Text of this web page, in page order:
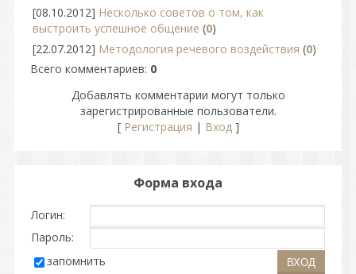
[08.10.2012] Несколько советов о том, как
выстроить успешное общение (0)
[22.07.2012] Методология речевого воздействия (0)
Всего комментариев: 0
Добавлять комментарии могут только
зарегистрированные пользователи.
[ Регистрация | Вход]
Форма входа
Логин:
Пароль:
запомнить